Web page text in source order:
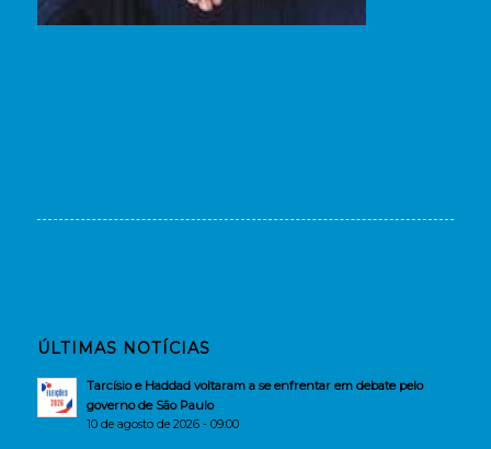
ÚLTIMAS NOTÍCIAS
Tarcísio e Haddad voltaram a se enfrentar em debate pelo
governo de São Paulo
10 de agosto de 2026 - 09:00